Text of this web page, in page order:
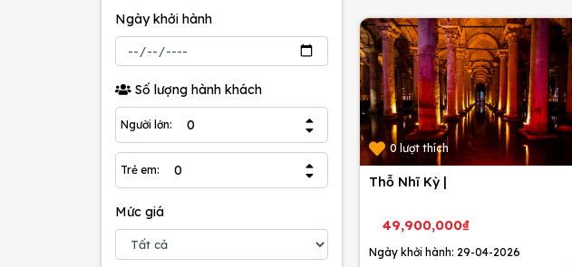
Ngày khởi hành
Số lượng hành khách
Người lớn:
Trẻ em:
Mức giá
0 lượt thích
Thỗ Nhĩ Kỳ |
49,900,000₫
Ngày khởi hành: 29-04-2026